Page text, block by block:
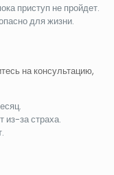
приступ не пройдет.
для жизни.
на консультацию,
из-за страха.